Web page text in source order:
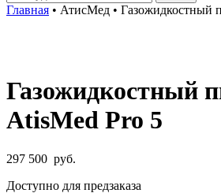
Главная • АтисМед • Газожидкостный
Газожидкостный
AtisMed Pro 5
297 500 руб.
Доступно для предзаказа